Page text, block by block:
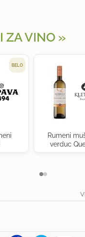
ZA VINO
BELO
Rumeni
verduc